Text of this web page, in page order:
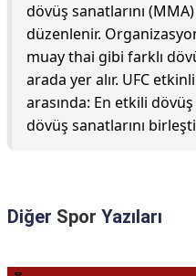
dövüş sanatlarını
düzenlenir.
muay thai gibi farklı
arada yer alır. UFC
arasında: En etkili
dövüş sanatlarını
Diğer Spor Yazıları